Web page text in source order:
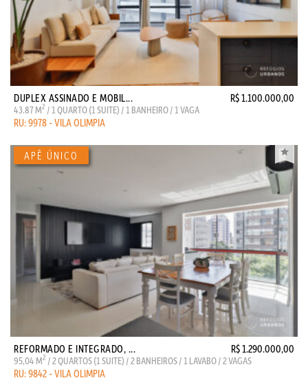
DUPLEX ASSINADO E MOBIL... R$ 1.100.000,00
43.87 M2 / 1 QUARTO (1 SUITE) / 1 BANHEIRO / 1 VAGA
RU: 9978 - VILA OLIMPIA
REFORMADO E INTEGRADO, ... R$ 1.290.000,00
95,04 M2 / 2 QUARTOS (1 SUITE) / 2 BANHEIROS / 1 LAVABO / 2 VAGAS
RU: 9842 - VILA OLIMPIA